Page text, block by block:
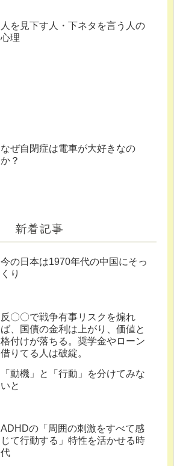
人を見下す人・下ネタを言う人の
心理
なぜ自閉症は電車が大好きなの
か？
新着記事
今の日本は1970年代の中国にそっ
くり
反〇〇で戦争有事リスクを煽れ
ば、国債の金利は上がり、価値と
格付けが落ちる。奨学金やローン
借りてる人は破綻。
「動機」と「行動」を分けてみな
いと
ADHDの「周囲の刺激をすべて感
じて行動する」特性を活かせる時
代